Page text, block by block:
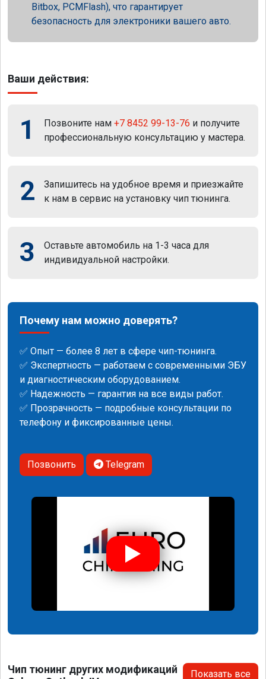
Bitbox, PCMFlash), что гарантирует
безопасность для электроники вашего авто.
Ваши действия:
1 Позвоните нам +7 8452 99-13-76 и получите
профессиональную консультацию у мастера.
2
Запишитесь на удобное время и приезжайте
к нам в сервис на установку чип тюнинга.
3
Оставьте автомобиль на 1-3 часа для
индивидуальной настройки.
Почему нам можно доверять?
✅ Опыт — более 8 лет в сфере чип-тюнинга.
✅ Экспертность — работаем с современными ЭБУ
и диагностическим оборудованием.
✅ Надежность — гарантия на все виды работ.
✅ Прозрачность — подробные консультации по
телефону и фиксированные цены.
Позвонить Telegram
Чип тюнинг других модификаций
Показать все